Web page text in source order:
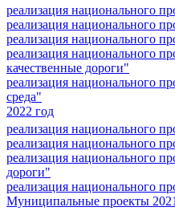
реализация национального
реализация национального
реализация национального
реализация национального
качественные дороги"
реализация национального
среда"
2022 год
реализация национального
реализация национального
реализация национального
дороги"
реализация национального
Муниципальные проекты